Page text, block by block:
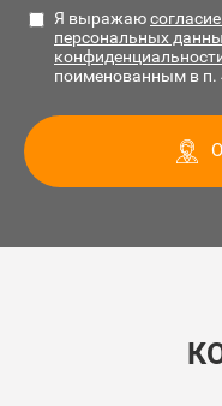
Я выражаю
персональных
поименованным в п.